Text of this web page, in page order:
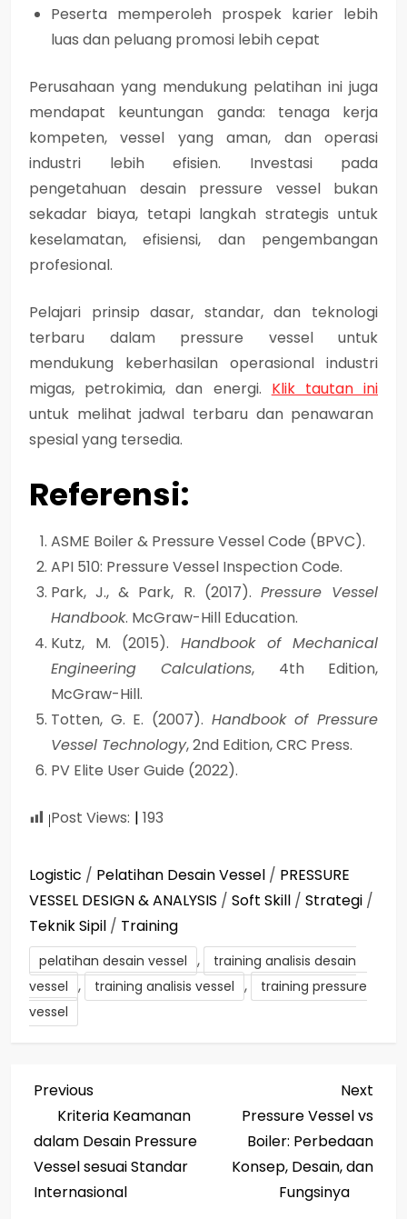
Peserta memperoleh prospek karier lebih
luas dan peluang promosi lebih cepat
Perusahaan yang mendukung pelatihan ini juga
mendapat keuntungan ganda: tenaga kerja
kompeten, vessel yang aman, dan operasi
industri lebih efisien. Investasi pada
pengetahuan desain pressure vessel bukan
sekadar biaya, tetapi langkah strategis untuk
keselamatan, efisiensi, dan pengembangan
profesional.
Pelajari prinsip dasar, standar, dan teknologi
terbaru dalam pressure vessel untuk
mendukung keberhasilan operasional industri
migas, petrokimia, dan energi. Klik tautan ini
untuk melihat jadwal terbaru dan penawaran
spesial yang tersedia.
Referensi:
ASME Boiler & Pressure Vessel Code (BPVC).
API 510: Pressure Vessel Inspection Code.
Park, J., & Park, R. (2017). Pressure Vessel
Handbook. McGraw-Hill Education.
Kutz, M. (2015). Handbook of Mechanical
Engineering Calculations, 4th Edition,
McGraw-Hill.
Totten, G. E. (2007). Handbook of Pressure
Vessel Technology, 2nd Edition, CRC Press.
PV Elite User Guide (2022).
Post Views: 193
Logistic / Pelatihan Desain Vessel / PRESSURE
VESSEL DESIGN & ANALYSIS / Soft Skill / Strategi /
Teknik Sipil / Training
pelatihan desain vessel ,
training analisis desain
vessel , training analisis vessel ,
training pressure
vessel
P
o
s
Previous
Post
Previous
Kriteria Keamanan
dalam Desain Pressure
Vessel sesuai Standar
Internasional
Post
Next
Pressure Vessel vs
Boiler: Perbedaan
Konsep, Desain, dan
Fungsinya